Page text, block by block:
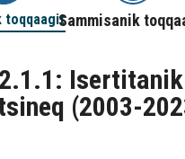
toqqaagitSammisanik
Isertitanik
(2003-